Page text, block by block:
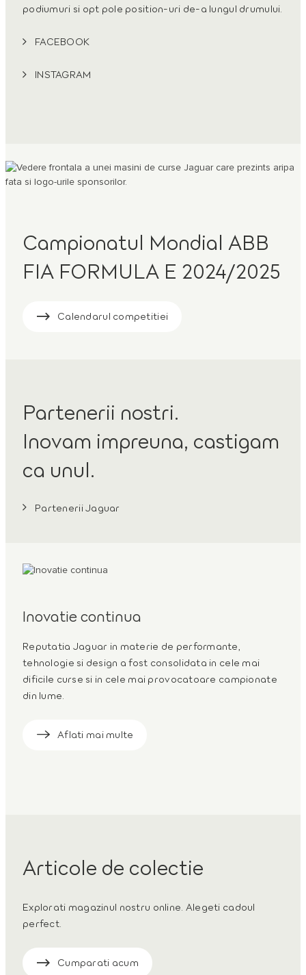
podiumuri si opt pole position-uri de-a lungul drumului.
FACEBOOK
INSTAGRAM
Campionatul Mondial ABB
FIA FORMULA E 2024/2025
Calendarul competitiei
Partenerii nostri.
Inovam impreuna, castigam
ca unul.
Partenerii Jaguar
Inovatie continua
Reputatia Jaguar in materie de performante,
tehnologie si design a fost consolidata in cele mai
dificile curse si in cele mai provocatoare campionate
din lume.
Aflati mai multe
Articole de colectie
Explorati magazinul nostru online. Alegeti cadoul
perfect.
Cumparati acum